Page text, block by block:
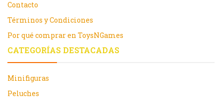
Contacto
Términos y Condiciones
Por qué comprar en ToysNGames
CATEGORÍAS DESTACADAS
Minifiguras
Peluches